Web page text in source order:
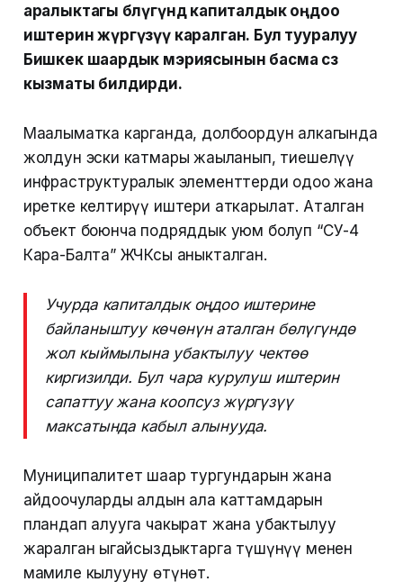
аралыктагы бөлүгүндө капиталдык оңдоо
иштерин жүргүзүү каралган. Бул тууралуу
Бишкек шаардык мэриясынын басма сөз
кызматы билдирди.
Маалыматка карганда, долбоордун алкагында
жолдун эски катмары жаңыланып, тиешелүү
инфраструктуралык элементтерди оңдоо жана
иретке келтирүү иштери аткарылат. Аталган
объект боюнча подряддык уюм болуп “СУ-4
Кара-Балта” ЖЧКсы аныкталган.
Учурда капиталдык оңдоо иштерине
байланыштуу көчөнүн аталган бөлүгүндө
жол кыймылына убактылуу чектөө
киргизилди. Бул чара курулуш иштерин
сапаттуу жана коопсуз жүргүзүү
максатында кабыл алынууда.
Муниципалитет шаар тургундарын жана
айдоочуларды алдын ала каттамдарын
пландап алууга чакырат жана убактылуу
жаралган ыңгайсыздыктарга түшүнүү менен
мамиле кылууну өтүнөт.